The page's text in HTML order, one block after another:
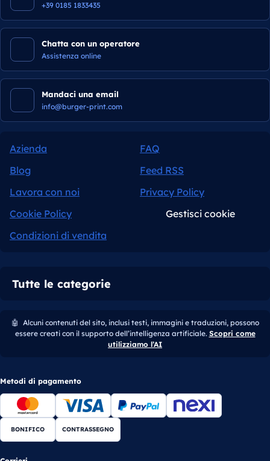
+39 0185 1833435
Chatta con un operatore
Assistenza online
Mandaci una email
info@burger-print.com
Azienda
FAQ
Blog
Feed RSS
Lavora con noi
Privacy Policy
Cookie Policy
Gestisci cookie
Condizioni di vendita
Tutte le categorie
🤖 Alcuni contenuti del sito, inclusi testi, immagini e traduzioni, possono
essere creati con il supporto dell’intelligenza artificiale. Scopri come
utilizziamo l’AI
Metodi di pagamento
BONIFICO CONTRASSEGNO